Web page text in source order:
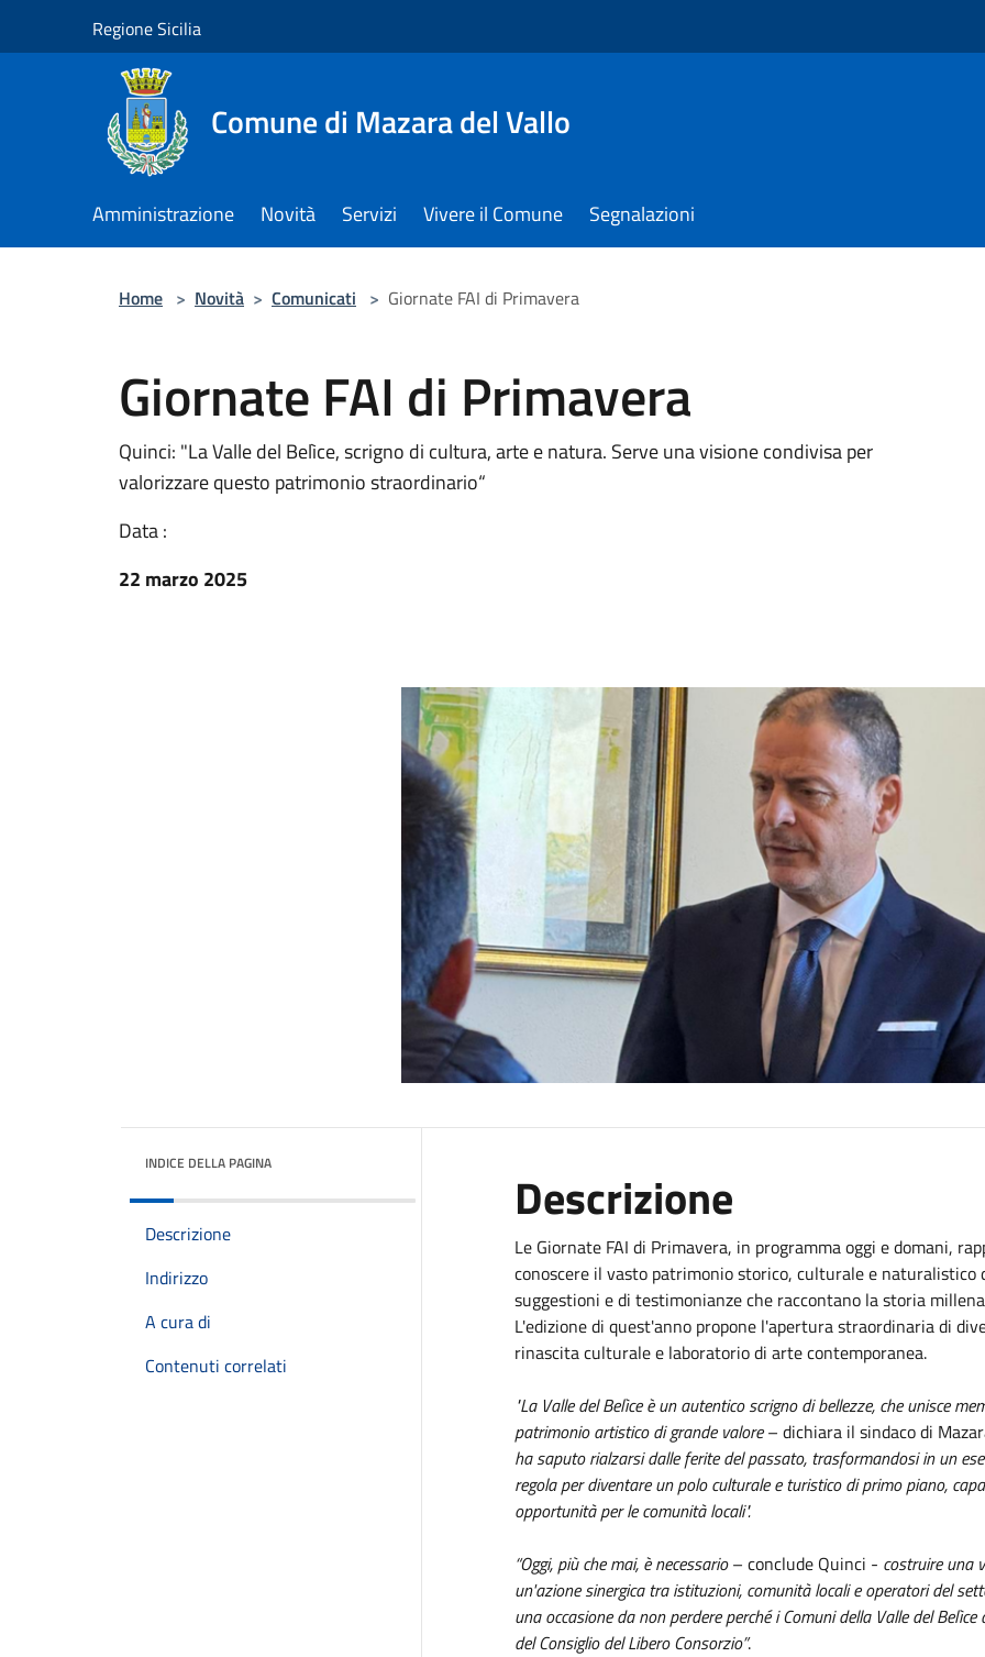
Regione Sicilia
Comune di Mazara del Vallo
Amministrazione Novità Servizi Vivere il Comune Segnalazioni
Home > Novità > Comunicati > Giornate FAI di Primavera
Giornate FAI di Primavera
Quinci: "La Valle del Belìce, scrigno di cultura, arte e natura. Serve una visione condivisa per
valorizzare questo patrimonio straordinario“
Data :
22 marzo 2025
INDICE DELLA PAGINA
Descrizione
Indirizzo
A cura di
Contenuti correlati
Descrizione
Le Giornate FAI di Primavera, in programma oggi e domani,
conoscere il vasto patrimonio storico, culturale e
suggestioni e di testimonianze che raccontano la storia
L'edizione di quest'anno propone l'apertura straordinaria di
rinascita culturale e laboratorio di arte contemporanea.
"La Valle del Belìce è un autentico scrigno di bellezze, che unisce
patrimonio artistico di grande valore– dichiara il sindaco di
ha saputo rialzarsi dalle ferite del passato, trasformandosi in un
regola per diventare un polo culturale e turistico di primo piano,
opportunità per le comunità locali".
“Oggi, più che mai, è necessario– conclude Quinci - costruire una
un'azione sinergica tra istituzioni, comunità locali e operatori del
una occasione da non perdere perché i Comuni della Valle del
del Consiglio del Libero Consorzio”.